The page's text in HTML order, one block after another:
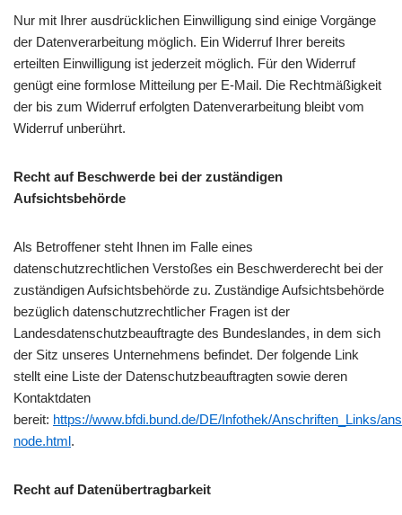
Nur mit Ihrer ausdrücklichen Einwilligung sind einige Vorgänge
der Datenverarbeitung möglich. Ein Widerruf Ihrer bereits
erteilten Einwilligung ist jederzeit möglich. Für den Widerruf
genügt eine formlose Mitteilung per E-Mail. Die Rechtmäßigkeit
der bis zum Widerruf erfolgten Datenverarbeitung bleibt vom
Widerruf unberührt.
Recht auf Beschwerde bei der zuständigen
Aufsichtsbehörde
Als Betroffener steht Ihnen im Falle eines
datenschutzrechtlichen Verstoßes ein Beschwerderecht bei der
zuständigen Aufsichtsbehörde zu. Zuständige Aufsichtsbehörde
bezüglich datenschutzrechtlicher Fragen ist der
Landesdatenschutzbeauftragte des Bundeslandes, in dem sich
der Sitz unseres Unternehmens befindet. Der folgende Link
stellt eine Liste der Datenschutzbeauftragten sowie deren
Kontaktdaten
bereit: https://www.bfdi.bund.de/DE/Infothek/Anschriften_Links/
node.html.
Recht auf Datenübertragbarkeit